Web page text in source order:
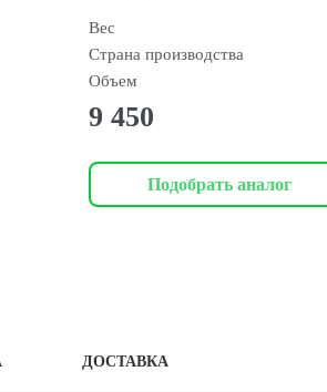
Вес
Страна производства
Объем
9 450
Подобрать аналог
ДОСТАВКА